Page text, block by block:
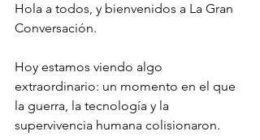
Hola a todos, y bienvenidos a La Gran
Conversación.
Hoy estamos viendo algo
extraordinario: un momento en el que
la guerra, la tecnología y la
supervivencia humana colisionaron.